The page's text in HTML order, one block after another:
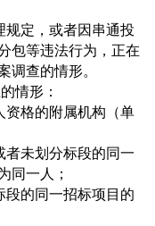
规定，或者因串通投
包等违法行为，正在
调查的情形。
情形：
资格的附属机构（单
者未划分标段的同一
同一人；
段的同一招标项目的